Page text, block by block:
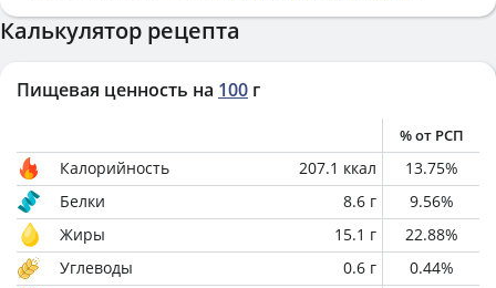
Калькулятор рецепта
Пищевая ценность на 100 г
% от РСП
Калорийность 207.1 ккал 13.75%
Белки
8.6 г 9.56%
Жиры
15.1 г 22.88%
Углеводы
0.6 г 0.44%